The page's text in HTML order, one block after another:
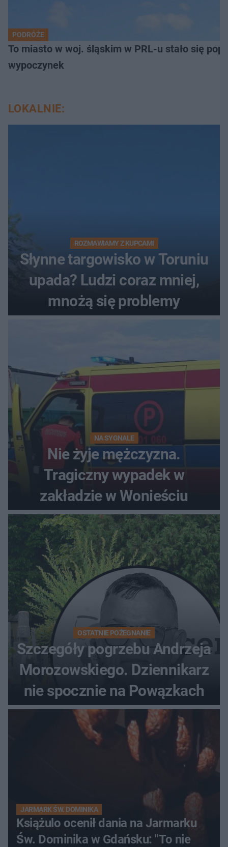
PODRÓŻE
To miasto w woj. śląskim w PRL-u stało się
wypoczynek
LOKALNIE:
ROZMAWIAMY Z KUPCAMI
Słynne targowisko w Toruniu
upada? Ludzi coraz mniej,
mnożą się problemy
NA SYGNALE
Nie żyje mężczyzna.
Tragiczny wypadek w
zakładzie w Wonieściu
OSTATNIE POŻEGNANIE
Szczegóły pogrzebu Andrzeja
Morozowskiego. Dziennikarz
nie spocznie na Powązkach
JARMARK ŚW. DOMINIKA
Książulo ocenił dania na Jarmarku
Św. Dominika w Gdańsku: "To nie